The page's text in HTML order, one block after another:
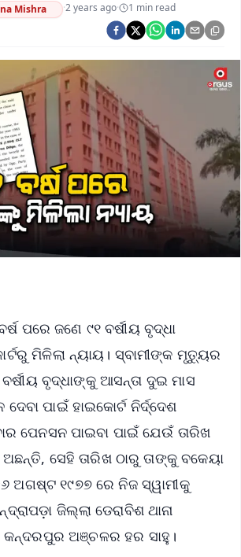
Argus Chalo Dekhein Apna Desh
Mishra ·2 years ago· 1 min read
ପରେ ଜଣେ ୯୧ ବର୍ଷୀୟ ବୃଦ୍ଧା
ମିଳିଲା ନ୍ୟାୟ। ସ୍ବାମୀଙ୍କ ମୃତ୍ୟୁର
ବୃଦ୍ଧାଙ୍କୁ ଆସନ୍ତା ଦୁଇ ମାସ
ପାଇଁ ହାଇକୋର୍ଟ ନିର୍ଦ୍ଦେଶ
ପେନସନ ପାଇବା ପାଇଁ ଯେଉଁ ତାରିଖ
ସେହି ତାରିଖ ଠାରୁ ତାଙ୍କୁ ବକେୟା
ଅଗଷ୍ଟ ୧୯୭୭ ରେ ନିଜ ସ୍ୱାମୀକୁ
ଜିଲ୍ଲା ଡେରାବିଶ ଥାନା
କନ୍ଦରପୁର ଅଞ୍ଚଳର ହର ସାହୁ।